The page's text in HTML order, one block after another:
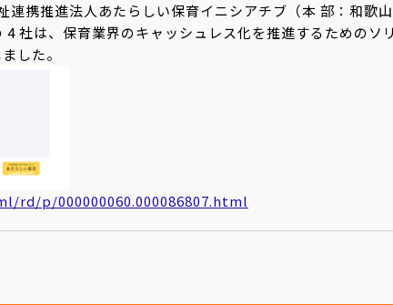
連携推進法人あたらしい保育イニシアチブ（本 部：和歌
4 社は、保育業界のキャッシュレス化を推進するための
した。
p/000000060.000086807.html